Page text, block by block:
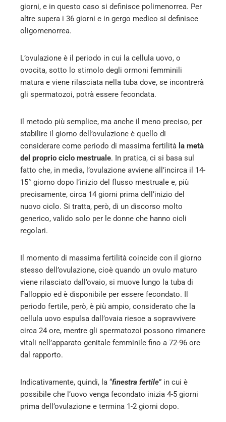
giorni, e in questo caso si definisce polimenorrea. Per
altre supera i 36 giorni e in gergo medico si definisce
oligomenorrea.
L’ovulazione è il periodo in cui la cellula uovo, o
ovocita, sotto lo stimolo degli ormoni femminili
matura e viene rilasciata nella tuba dove, se incontrerà
gli spermatozoi, potrà essere fecondata.
Il metodo più semplice, ma anche il meno preciso, per
stabilire il giorno dell’ovulazione è quello di
considerare come periodo di massima fertilità la metà
del proprio ciclo mestruale. In pratica, ci si basa sul
fatto che, in media, l’ovulazione avviene all’incirca il 14-
15° giorno dopo l’inizio del flusso mestruale e, più
precisamente, circa 14 giorni prima dell’inizio del
nuovo ciclo. Si tratta, però, di un discorso molto
generico, valido solo per le donne che hanno cicli
regolari.
Il momento di massima fertilità coincide con il giorno
stesso dell’ovulazione, cioè quando un ovulo maturo
viene rilasciato dall’ovaio, si muove lungo la tuba di
Falloppio ed è disponibile per essere fecondato. Il
periodo fertile, però, è più ampio, considerato che la
cellula uovo espulsa dall’ovaia riesce a sopravvivere
circa 24 ore, mentre gli spermatozoi possono rimanere
vitali nell’apparato genitale femminile fino a 72-96 ore
dal rapporto.
Indicativamente, quindi, la “finestra fertile” in cui è
possibile che l’uovo venga fecondato inizia 4-5 giorni
prima dell’ovulazione e termina 1-2 giorni dopo.